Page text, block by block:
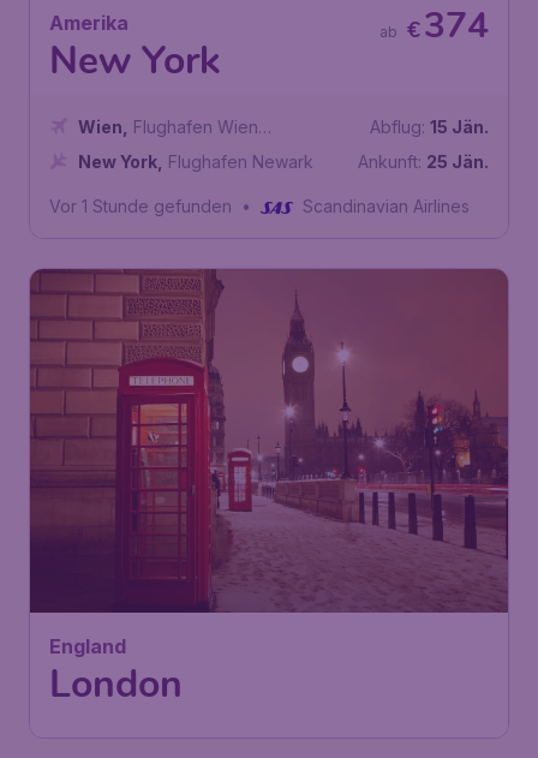
Amerika
New York
€374
ab
Wien
Flughafen Wien
Schwechat
New York Flughafen Newark
Abflug: 15 Jän.
Ankunft: 25 Jän.
Vor 1 Stunde gefunden • Scandinavian Airlines
England
London